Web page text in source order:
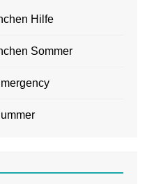
Hilfe
Sommer